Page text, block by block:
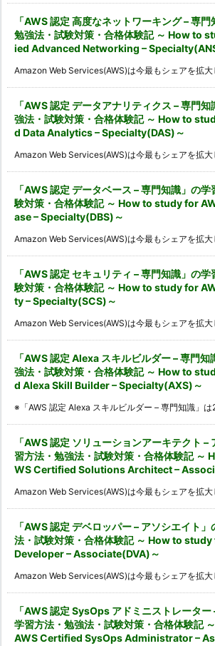
「AWS 認定 高度なネットワーキング – 専門
勉強法・試験対策・合格体験記 ～ How to
ied Advanced Networking –
Amazon Web Services(AWS)は今最もシェアを拡大
「AWS 認定 データアナリティクス – 専門
強法・試験対策・合格体験記 ～ How to
d Data Analytics – Specialty(DAS)～
Amazon Web Services(AWS)は今最もシェアを拡大
「AWS 認定 データベース – 専門知識」の
験対策・合格体験記 ～ How to study for
ase – Specialty(DBS)～
Amazon Web Services(AWS)は今最もシェアを拡大
「AWS 認定 セキュリティ – 専門知識」の
験対策・合格体験記 ～ How to study for
ty – Specialty(SCS)～
Amazon Web Services(AWS)は今最もシェアを拡大
「AWS 認定 Alexa スキルビルダー – 専門
強法・試験対策・合格体験記 ～ How to
d Alexa Skill Builder – Specialty(AXS)～
※「AWS 認定 Alexa スキルビルダー – 専門知識」
「AWS 認定 ソリューションアーキテクト –
習方法・勉強法・試験対策・合格体験記
WS Certified Solutions Architect –
Amazon Web Services(AWS)は今最もシェアを拡大
「AWS 認定 デベロッパー – アソシエイト
法・試験対策・合格体験記 ～ How to
Developer – Associate(DVA)～
Amazon Web Services(AWS)は今最もシェアを拡大
「AWS 認定 SysOps アドミニストレータ
学習方法・勉強法・試験対策・合格体験記
AWS Certified SysOps Administrator –